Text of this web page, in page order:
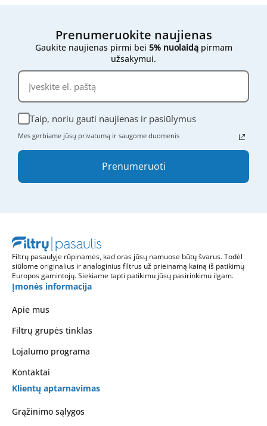
mielai padėsime rasti tinkamą variantą.
Prenumeruokite naujienas
Gaukite naujienas pirmi bei 5% nuolaidąpirmam
užsakymui.
Taip, noriu gauti naujienas ir pasiūlymus
Mes gerbiame jūsų privatumą ir saugome duomenis
Prenumeruoti
Filtrų pasaulyje rūpinamės, kad oras jūsų namuose būtų švarus. Todėl
siūlome originalius ir analoginius filtrus už prieinamą kainą iš patikimų
Europos gamintojų. Siekiame tapti patikimu jūsų pasirinkimu ilgam.
Įmonės informacija
Apie mus
Filtrų grupės tinklas
Lojalumo programa
Kontaktai
Klientų aptarnavimas
Grąžinimo sąlygos